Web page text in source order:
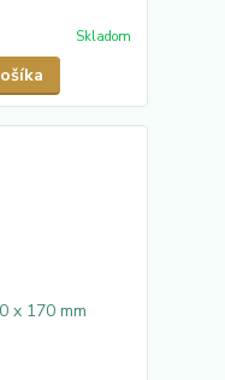
Skladom